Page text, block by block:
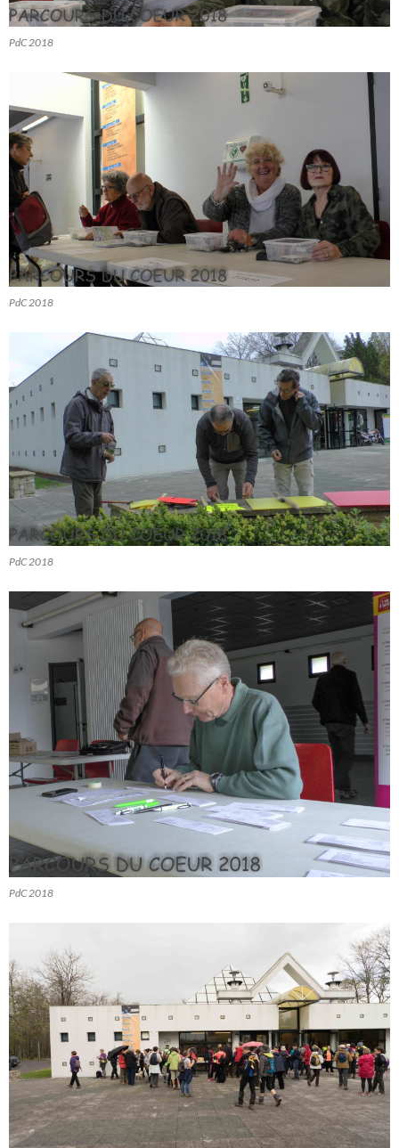
PdC 2018
PdC 2018
PdC 2018
PdC 2018